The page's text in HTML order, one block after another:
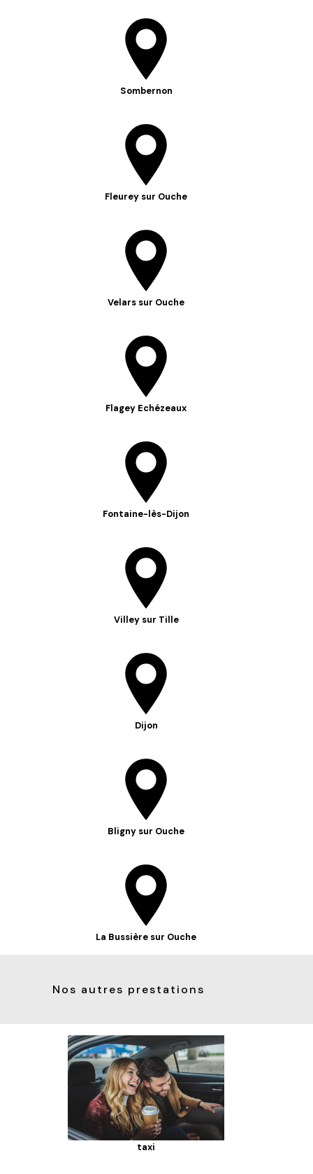
Sombernon
Fleurey sur Ouche
Velars sur Ouche
Flagey Echézeaux
Fontaine-lès-Dijon
Villey sur Tille
Dijon
Bligny sur Ouche
La Bussière sur Ouche
Nos autres prestations
taxi